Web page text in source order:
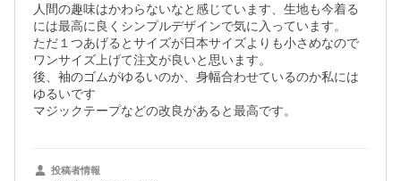
人間の趣味はかわらないなと感じています、生地も今着る
には最高に良くシンプルデザインで気に入っています。
ただ１つあげるとサイズが日本サイズよりも小さめなので
ワンサイズ上げて注文が良いと思います。
後、袖のゴムがゆるいのか、身幅合わせているのか私には
ゆるいです
マジックテープなどの改良があると最高です。
投稿者情報